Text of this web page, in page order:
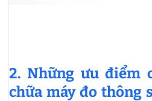
2.Những ưu điểm
chữa máy đo thông